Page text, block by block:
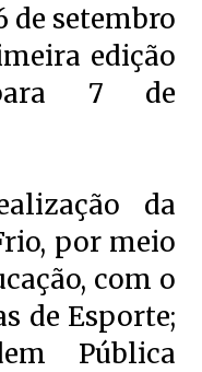
de setembro
edição
7 de
da
por meio
com o
de Esporte;
Pública